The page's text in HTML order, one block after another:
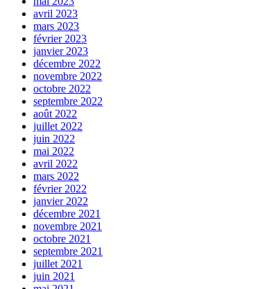
avril 2023
mars 2023
février 2023
janvier 2023
décembre 2022
novembre 2022
octobre 2022
septembre 2022
août 2022
juillet 2022
juin 2022
mai 2022
avril 2022
mars 2022
février 2022
janvier 2022
décembre 2021
novembre 2021
octobre 2021
septembre 2021
juillet 2021
juin 2021